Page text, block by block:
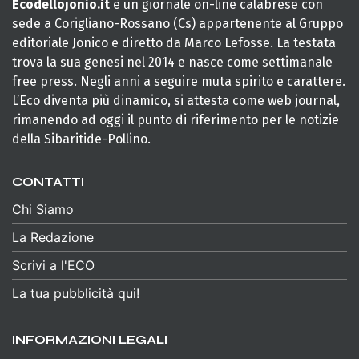
Ecodellojonio.it è un giornale on-line calabrese con
sede a Corigliano-Rossano (Cs) appartenente al Gruppo
editoriale Jonico e diretto da Marco Lefosse. La testata
trova la sua genesi nel 2014 e nasce come settimanale
free press. Negli anni a seguire muta spirito e carattere.
L’Eco diventa più dinamico, si attesta come web journal,
rimanendo ad oggi il punto di riferimento per le notizie
della Sibaritide-Pollino.
CONTATTI
Chi Siamo
La Redazione
Scrivi a l'ECO
La tua pubblicità qui!
INFORMAZIONI LEGALI